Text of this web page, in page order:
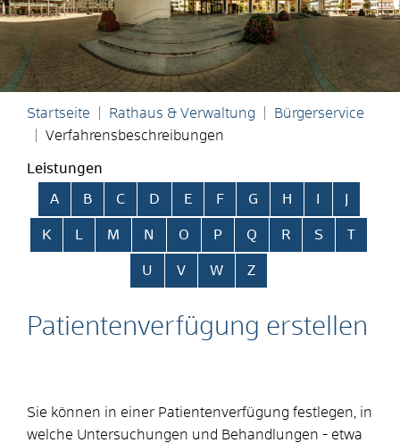
Startseite Rathaus & Verwaltung
Bürgerservice
Verfahrensbeschreibungen
Leistungen
Alphabetisches Register überspringen
A B C D E F G H
K L M N O P Q R S T
U V W Z
Patientenverfügung erstellen
Sie können in einer Patientenverfügung festlegen, in
welche Untersuchungen und Behandlungen - etwa